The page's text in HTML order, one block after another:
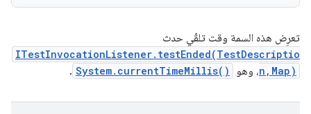
تعرِض هذه السمة وقت تلقّي حدث
ITestInvocationListener.testEnded(TestDescriptio
n,Map)، وهو System.currentTimeMillis()
.